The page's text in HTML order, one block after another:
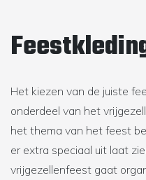
Het kiezen van de juiste
onderdeel van het
het thema van het feest
er extra speciaal uit laat
vrijgezellenfeest gaat